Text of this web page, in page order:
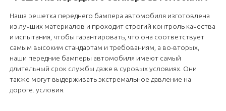
Наша решетка переднего бампера автомобиля изготовлена
из лучших материалов и проходит строгий контроль качества
и испытания, чтобы гарантировать, что она соответствует
самым высоким стандартам и требованиям, а во-вторых,
наши передние бамперы автомобиля имеют самый
длительный срок службы даже в суровых условиях. Они
также могут выдерживать экстремальное давление на
дороге. условия.